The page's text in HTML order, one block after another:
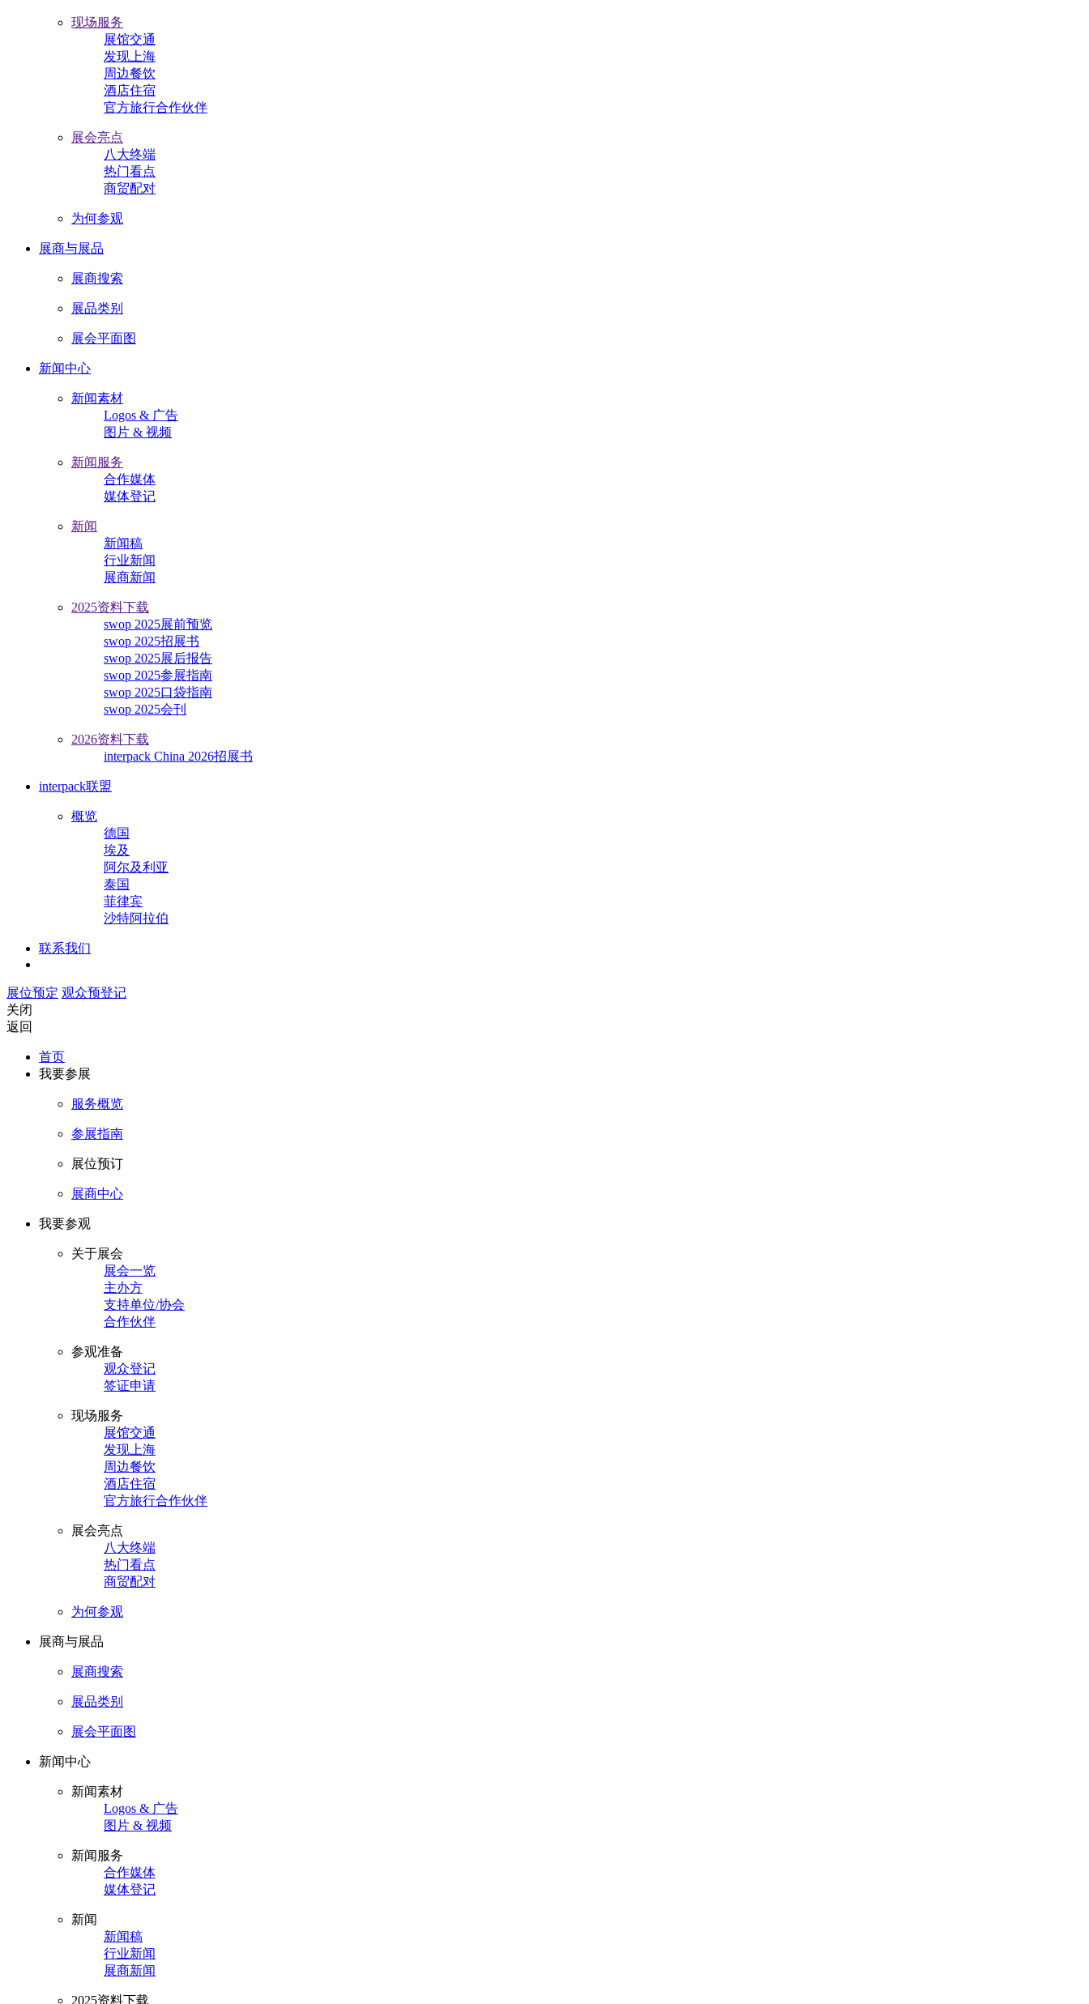
现场服务
展馆交通
发现上海
周边餐饮
酒店住宿
官方旅行合作伙伴
展会亮点
八大终端
热门看点
商贸配对
为何参观
展商与展品
展商搜索
展品类别
展会平面图
新闻中心
新闻素材
Logos & 广告
图片 & 视频
新闻服务
合作媒体
媒体登记
新闻
新闻稿
行业新闻
展商新闻
2025资料下载
swop 2025展前预览
swop 2025招展书
swop 2025展后报告
swop 2025参展指南
swop 2025口袋指南
swop 2025会刊
2026资料下载
interpack China 2026招展书
interpack联盟
概览
德国
埃及
阿尔及利亚
泰国
菲律宾
沙特阿拉伯
联系我们
展位预定 观众预登记
关闭
返回
首页
我要参展
服务概览
参展指南
展位预订
展商中心
我要参观
关于展会
展会一览
主办方
支持单位/协会
合作伙伴
参观准备
观众登记
签证申请
现场服务
展馆交通
发现上海
周边餐饮
酒店住宿
官方旅行合作伙伴
展会亮点
八大终端
热门看点
商贸配对
为何参观
展商与展品
展商搜索
展品类别
展会平面图
新闻中心
新闻素材
Logos & 广告
图片 & 视频
新闻服务
合作媒体
媒体登记
新闻
新闻稿
行业新闻
展商新闻
2025资料下载